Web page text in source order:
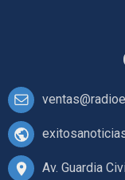
Av. Guardia